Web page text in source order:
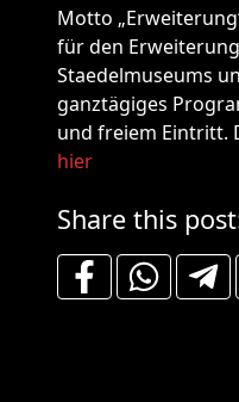
Motto
für den
Staedelmuseums
ganztägiges
und freiem Eintritt.
hier
Share this